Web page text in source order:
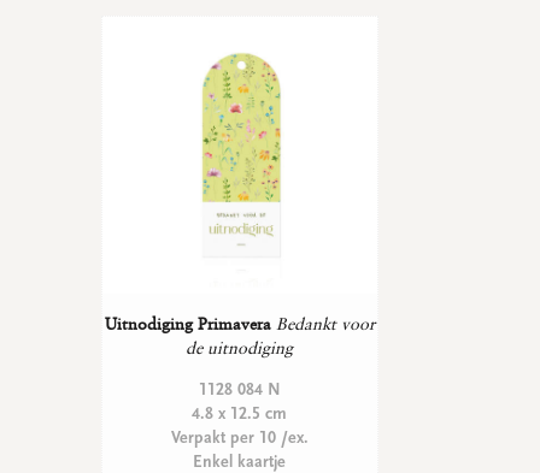
Uitnodiging Primavera Bedankt voor
de uitnodiging
1128 084 N
4.8 x 12.5 cm
Verpakt per 10 /ex.
Enkel kaartje